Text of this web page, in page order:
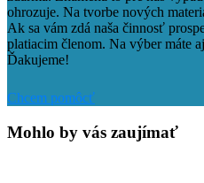
ohrozuje. Na tvorbe nových
Ak sa vám zdá naša činnosť
platiacim členom. Na výber máte
Ďakujeme!
Chcem pomôcť
Mohlo by vás zaujímať